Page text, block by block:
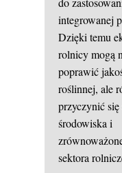
integrowanej
Dzięki temu
rolnicy mogą
poprawić
roślinnej, ale
przyczynić
środowiska i
sektora